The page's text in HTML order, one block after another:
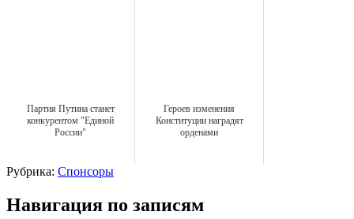
Партия Путина станет
конкурентом "Единой
России"
Героев изменения
Конституции наградят
орденами
Рубрика: Спонсоры
Навигация по записям